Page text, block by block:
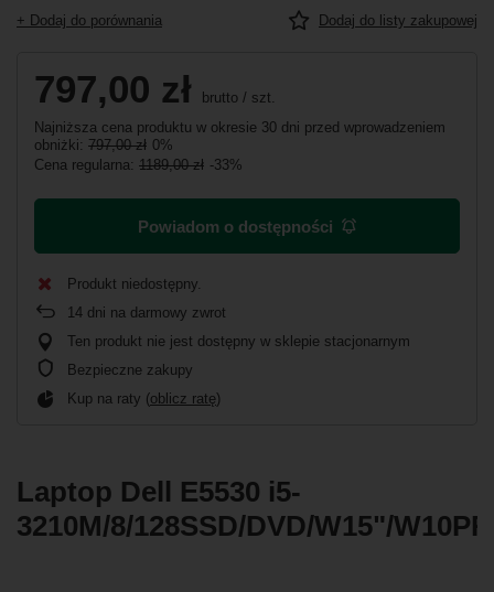
+ Dodaj do porównania Dodaj do listy zakupowej
797,00 zł brutto / szt.
Najniższa cena produktu w okresie 30 dni przed wprowadzeniem
obniżki: 797,00 zł 0%
Cena regularna: 1189,00 zł -33%
Powiadom o dostępności
Produkt niedostępny
14 dni na darmowy zwrot
Ten produkt nie jest dostępny w sklepie stacjonarnym
Bezpieczne zakupy
Kup na raty (oblicz ratę)
Laptop Dell E5530 i5-
3210M/8/128SSD/DVD/W15"/